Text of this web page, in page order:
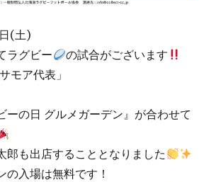
(土)
ラグビー
の試合がございます
モア代表」
ーの日 グルメガーデン』が合わせて
郎も出店することとなりました
の入場は無料です！